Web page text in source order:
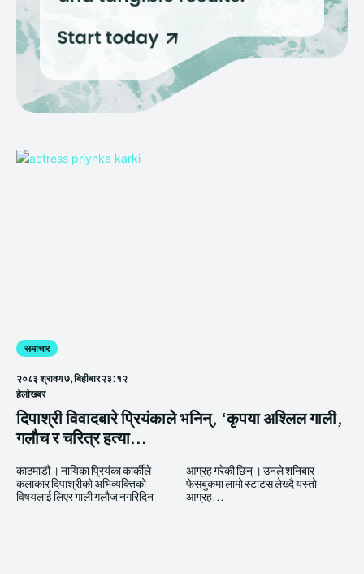
समाचार
२०८३ श्रावण ७, बिहीबार २३:१२
हेलाेखबर
दिपाश्री विवादबारे प्रियंकाले भनिन्, ‘कृपया अश्लिल गाली,
गलौच र चरित्र हत्या...
काठमाडौं । नायिका प्रियंका कार्कीले
कलाकार दिपाश्रीको अभिव्यक्तिको
विषयलाई लिएर गाली गलौज नगरिदिन
आग्रह गरेकी छिन् । उनले शनिबार
फेसबुकमा लामो स्टाटस लेख्दै यस्तो
आग्रह...